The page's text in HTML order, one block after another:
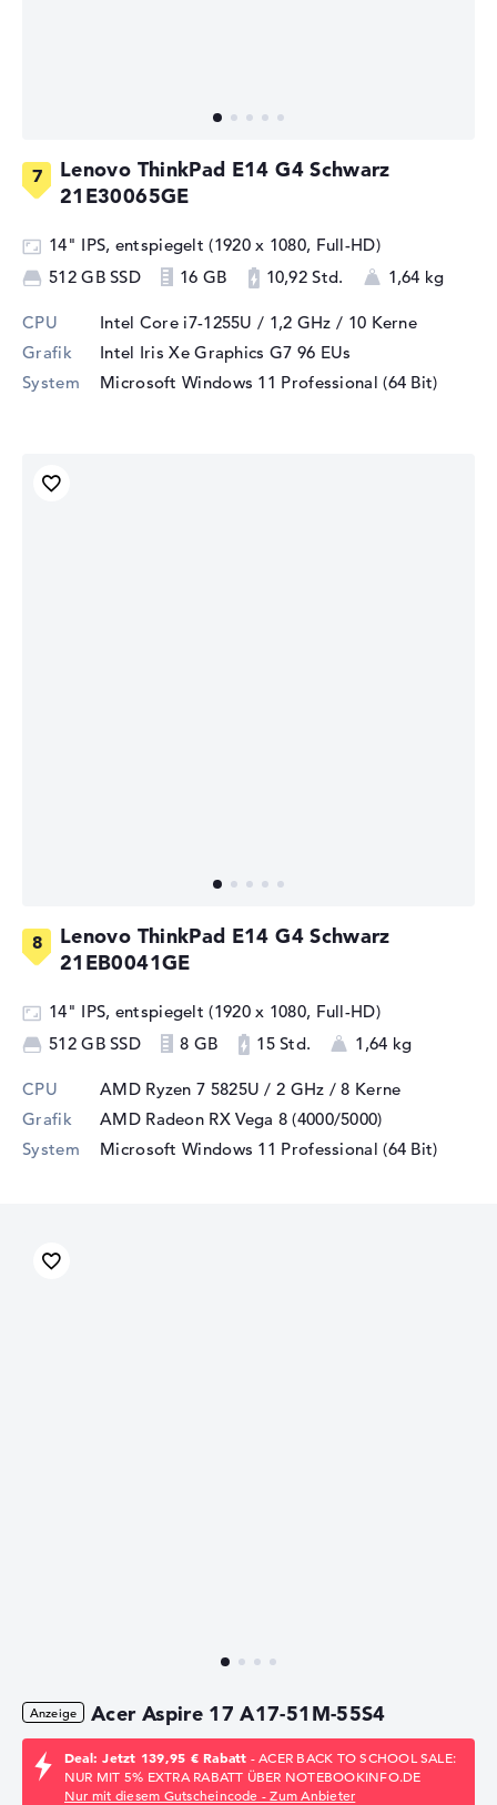
Lenovo ThinkPad E14 G4 Schwarz
21E30065GE
14" IPS, entspiegelt (1920 x 1080, Full-HD)
512 GB SSD
16 GB 10,92 Std. 1,64 kg
CPU Intel Core i7-1255U / 1,2 GHz / 10 Kerne
Grafik
Intel Iris Xe Graphics G7 96 EUs
System
Microsoft Windows 11 Professional (64 Bit)
Lenovo ThinkPad E14 G4 Schwarz
21EB0041GE
14" IPS, entspiegelt (1920 x 1080, Full-HD)
512 GB SSD
8 GB 15 Std. 1,64 kg
CPU AMD Ryzen 7 5825U / 2 GHz / 8 Kerne
Grafik
AMD Radeon RX Vega 8 (4000/5000)
System
Microsoft Windows 11 Professional (64 Bit)
Acer Aspire 17 A17-51M-55S4
Deal: Jetzt 139,95 € Rabatt - ACER BACK TO SCHOOL SALE:
NUR MIT 5% EXTRA RABATT ÜBER NOTEBOOKINFO.DE
Nur mit diesem Gutscheincode - Zum Anbieter